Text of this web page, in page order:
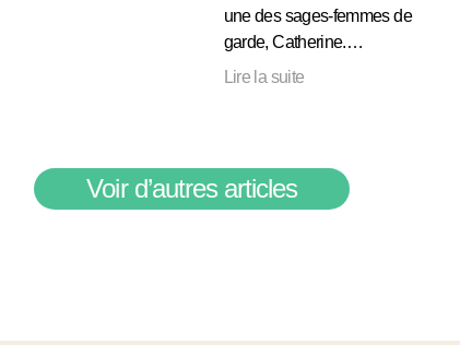
une des sages-femmes de
garde, Catherine.…
Lire la suite
Voir d’autres articles